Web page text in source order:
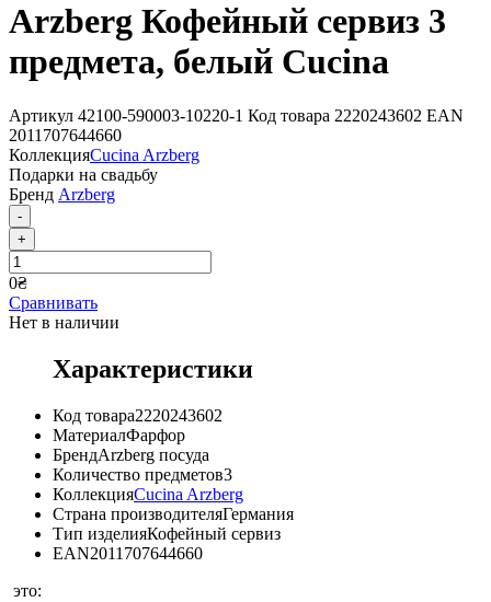
Arzberg Кофейный сервиз 3
предмета, белый Cucina
Артикул 42100-590003-10220-1 Код товара 2220243602 EAN
2011707644660
КоллекцияCucina Arzberg
Подарки на свадьбу
Бренд Arzberg
-
+
0₴
Сравнивать
Нет в наличии
Характеристики
Код товара2220243602
МатериалФарфор
БрендArzberg посуда
Количество предметов3
КоллекцияCucina Arzberg
Страна производителяГермания
Тип изделияКофейный сервиз
EAN2011707644660
это: